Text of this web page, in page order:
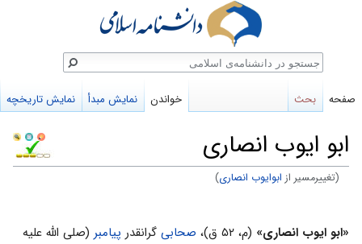
ابو ایوب انصاری
(تغییرمسیر از ابوایوب انصاری)
به
به
«ابو ایوب انصاری» (م، ۵۲ ق)، صحابی گرانقدر پیامبر (صلی الله علیه
صفحه بحث خواندن نمایش مبدأ نمایش تاریخچه
جستجو